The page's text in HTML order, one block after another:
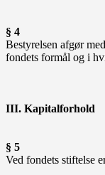
§ 4
Bestyrelsen afgør
fondets formål og i
III. Kapitalforhold
§ 5
Ved fondets stiftelse